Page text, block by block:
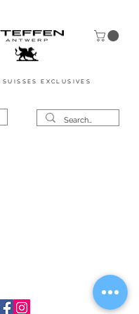
SUISSESEXCLUSIVES